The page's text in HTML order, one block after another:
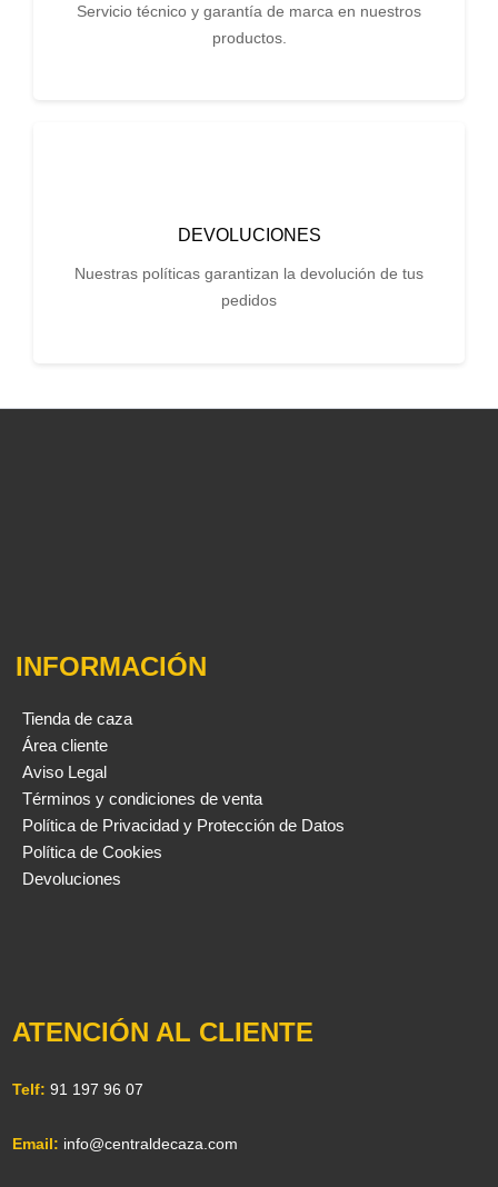
Servicio técnico y garantía de marca en nuestros
productos.
DEVOLUCIONES
Nuestras políticas garantizan la devolución de tus
pedidos
INFORMACIÓN
Tienda de caza
Área cliente
Aviso Legal
Términos y condiciones de venta
Política de Privacidad y Protección de Datos
Política de Cookies
Devoluciones
ATENCIÓN AL CLIENTE
Telf: 91 197 96 07
Email: info@centraldecaza.com